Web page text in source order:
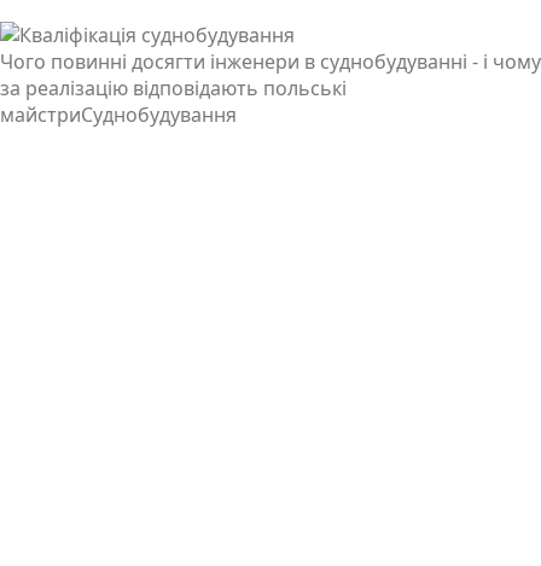
Чого повинні досягти інженери в суднобудуванні - і чому
за реалізацію відповідають польські
майстриСуднобудування